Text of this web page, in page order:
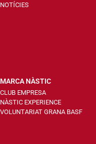
NOTÍCIES
MARCA NÀSTIC
CLUB EMPRESA
NÀSTIC EXPERIENCE
VOLUNTARIAT GRANA BASF